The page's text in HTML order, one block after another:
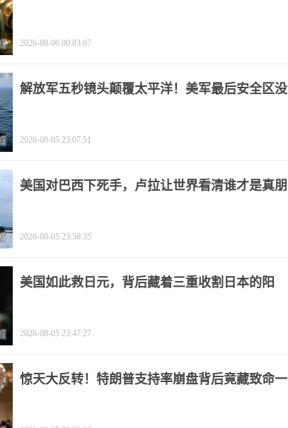
2026-08-06 00:03:07
解放军五秒镜头颠覆太平洋！美军最后安全区没
2026-08-05 23:07:51
美国对巴西下死手，卢拉让世界看清谁才是真朋
2026-08-05 23:50:35
美国如此救日元，背后藏着三重收割日本的阳
2026-08-05 23:47:27
惊天大反转！特朗普支持率崩盘背后竟藏致命一